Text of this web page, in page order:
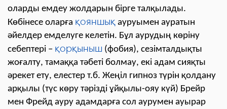
оларды емдеу жолдарын бірге талқылады.
Көбінесе оларға қояншық ауруымен ауратын
әйелдер емделуге келетін. Бұл аурудың көріну
себептері – қорқыныш (фобия), сезімталдықты
жоғалту, тамаққа тәбеті болмау, екі адам сияқты
әрекет ету, елестер т.б. Жеңіл гипноз түрін қолдану
арқылы (түс көру тәрізді ұйқылы-ояу күй) Брейр
мен Фрейд ауру адамдарға сол аурумен ауырар